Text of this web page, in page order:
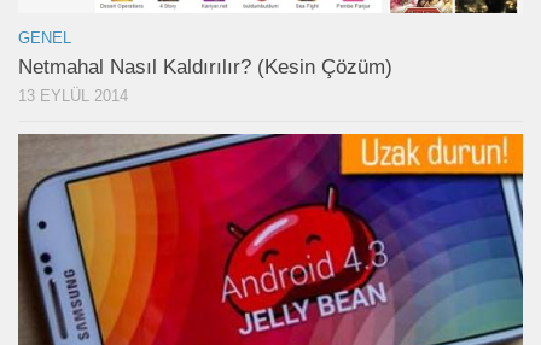
GENEL
Netmahal Nasıl Kaldırılır? (Kesin Çözüm)
13 EYLÜL 2014